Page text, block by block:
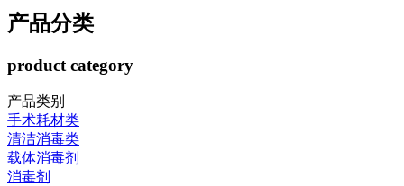
产品分类
product category
产品类别
手术耗材类
清洁消毒类
载体消毒剂
消毒剂